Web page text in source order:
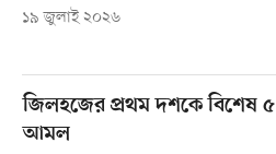
১৯ জুলাই ২০২৬
জিলহজের প্রথম দশকে বিশেষ ৫
আমল